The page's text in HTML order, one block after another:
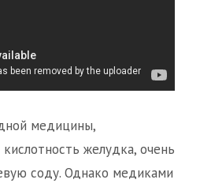
медицины,
желудка, очень
соду. Однако медиками